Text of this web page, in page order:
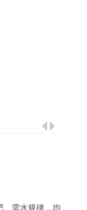
需水规律，均衡供...